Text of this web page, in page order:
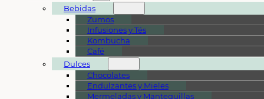
Bebidas
Zumos
Infusiones y Tés
Kombucha
Café
Dulces
Chocolates
Endulzantes y Mieles
Mermeladas y Mantequillas